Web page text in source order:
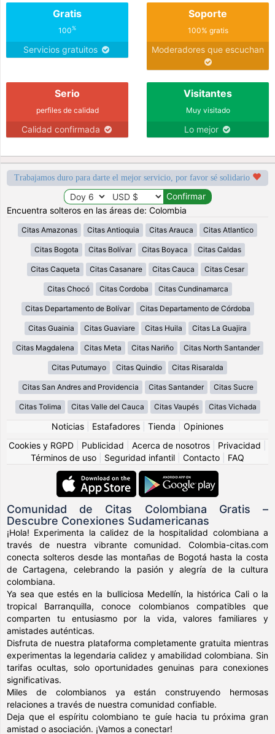
Gratis
100%
Servicios gratuitos
Soporte
100% gratis
Moderadores que escuchan
Serio
perfiles de calidad
Calidad confirmada
Visitantes
Muy visitado
Lo mejor
Trabajamos duro para darte el mejor servicio, por favor sé solidario
Encuentra solteros en las áreas de: Colombia
Citas Amazonas Citas Antioquia Citas Arauca Citas Atlantico
Citas Bogota Citas Bolívar Citas Boyaca Citas Caldas
Citas Caqueta Citas Casanare Citas Cauca Citas Cesar
Citas Chocó Citas Cordoba Citas Cundinamarca
Citas Departamento de Bolívar Citas Departamento de Córdoba
Citas Guainia Citas Guaviare Citas Huila Citas La Guajira
Citas Magdalena Citas Meta Citas Nariño Citas North Santander
Citas Putumayo Citas Quindio Citas Risaralda
Citas San Andres and Providencia Citas Santander Citas Sucre
Citas Tolima Citas Valle del Cauca Citas Vaupés Citas Vichada
Noticias Estafadores Tienda
Opiniones
Cookies y RGPD
Publicidad Acerca de nosotros Privacidad
Términos de uso
Seguridad infantil Contacto FAQ
Comunidad de Citas Colombiana Gratis –
Descubre Conexiones Sudamericanas
¡Hola! Experimenta la calidez de la hospitalidad colombiana a
través de nuestra vibrante comunidad. Colombia-citas.com
conecta solteros desde las montañas de Bogotá hasta la costa
de Cartagena, celebrando la pasión y alegría de la cultura
colombiana.
Ya sea que estés en la bulliciosa Medellín, la histórica Cali o la
tropical Barranquilla, conoce colombianos compatibles que
comparten tu entusiasmo por la vida, valores familiares y
amistades auténticas.
Disfruta de nuestra plataforma completamente gratuita mientras
experimentas la legendaria calidez y amabilidad colombiana. Sin
tarifas ocultas, solo oportunidades genuinas para conexiones
significativas.
Miles de colombianos ya están construyendo hermosas
relaciones a través de nuestra comunidad confiable.
Deja que el espíritu colombiano te guíe hacia tu próxima gran
amistad o asociación. ¡Vamos a conectar!